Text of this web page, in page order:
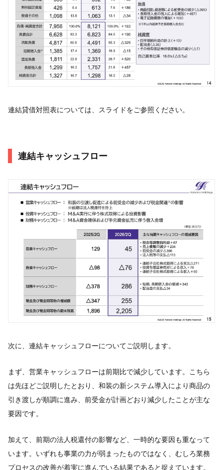
連結貸借対照表については、スライドをご参照ください。
連結キャッシュフロー
次に、連結キャッシュフローについてご説明します。
まず、営業キャッシュフローは前期比で減少しています。こちら
は先ほどご説明したとおり、和装の新システム導入により商品の
引き渡しが順調に進み、前受金が計画どおり減少したことが主な
要因です。
加えて、前期の法人税還付の影響など、一時的な要因も重なって
います。いずれも事業の力が弱まったものではなく、むしろ業務
プロセスの改善が着実に進んでいる結果であると捉えています。